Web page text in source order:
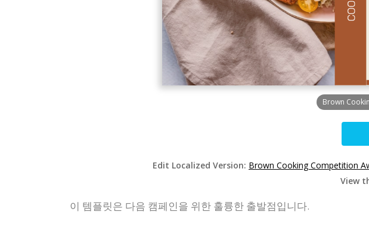
Brown
Edit Localized Version: Brown Cooking Competition
View
이 템플릿은 다음 캠페인을 위한 훌륭한 출발점입니다.